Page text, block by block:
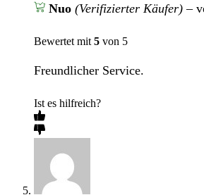
Nuo (Verifizierter Käufer) –
Bewertet mit 5 von 5
Freundlicher Service.
Ist es hilfreich?